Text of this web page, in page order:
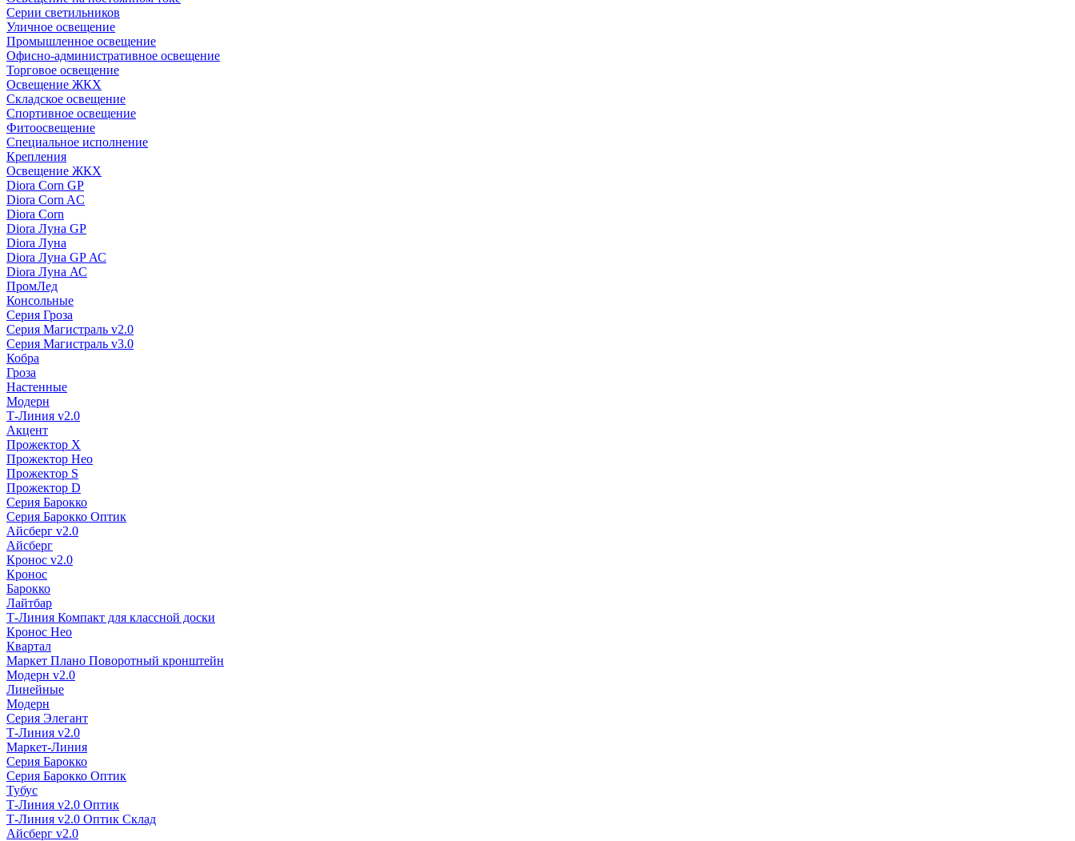
Серии светильников
Уличное освещение
Промышленное освещение
Офисно-административное освещение
Торговое освещение
Освещение ЖКХ
Складское освещение
Спортивное освещение
Фитоосвещение
Специальное исполнение
Крепления
Освещение ЖКХ
Diora Corn GP
Diora Corn AC
Diora Corn
Diora Луна GP
Diora Луна
Diora Луна GP АС
Diora Луна АС
ПромЛед
Консольные
Серия Гроза
Серия Магистраль v2.0
Серия Магистраль v3.0
Кобра
Гроза
Настенные
Модерн
Т-Линия v2.0
Акцент
Прожектор X
Прожектор Нео
Прожектор S
Прожектор D
Серия Барокко
Серия Барокко Оптик
Айсберг v2.0
Айсберг
Кронос v2.0
Кронос
Барокко
Лайтбар
Т-Линия Компакт для классной доски
Кронос Нео
Квартал
Маркет Плано Поворотный кронштейн
Модерн v2.0
Линейные
Модерн
Серия Элегант
Т-Линия v2.0
Маркет-Линия
Серия Барокко
Серия Барокко Оптик
Тубус
Т-Линия v2.0 Оптик
Т-Линия v2.0 Оптик Склад
Айсберг v2.0